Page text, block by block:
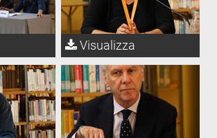
Visualizza